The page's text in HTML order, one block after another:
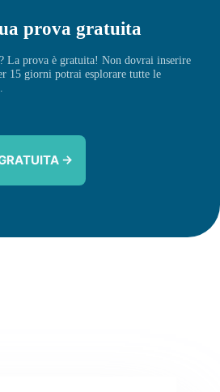
prova gratuita
La prova è gratuita! Non dovrai inserire
15 giorni potrai esplorare tutte le
→